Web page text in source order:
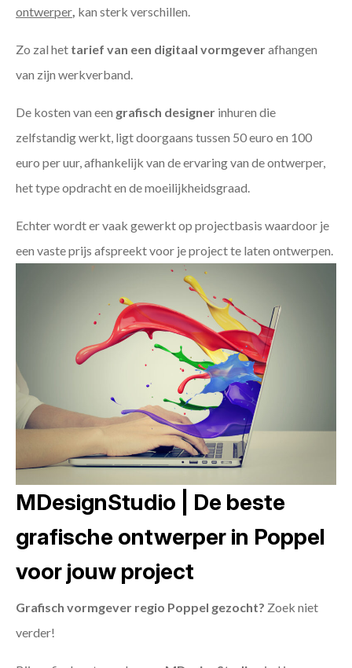
ontwerper kan sterk verschillen.
Zo zal het tarief van een digitaal vormgeverafhangen
van zijn werkverband.
De kosten van een grafisch designer inhuren die
zelfstandig werkt, ligt doorgaans tussen 50 euro en 100
euro per uur, afhankelijk van de ervaring van de ontwerper,
het type opdracht en de moeilijkheidsgraad.
Echter wordt er vaak gewerkt op projectbasis waardoor je
een vaste prijs afspreekt voor je project te laten ontwerpen.
MDesignStudio | De beste
grafische ontwerper in Poppel
voor jouw project
Grafisch vormgever regio Poppel gezocht? Zoek niet
verder!